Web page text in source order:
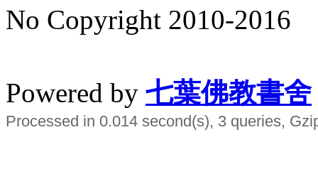
No Copyright 2010-2016
Powered by 七葉佛教書舍
Processed in 0.014 second(s), 3 queries,